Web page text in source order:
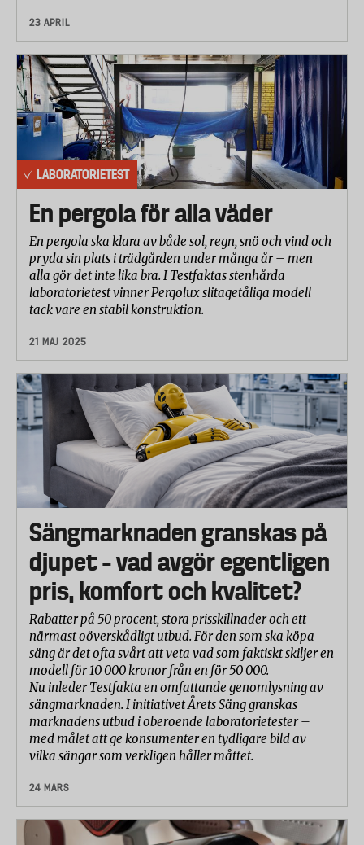
23 APRIL
LABORATORIETEST
En pergola för alla väder
En pergola ska klara av både sol, regn, snö och vind och
pryda sin plats i trädgården under många år – men
alla gör det inte lika bra. I Testfaktas stenhårda
laboratorietest vinner Pergolux slitagetåliga modell
tack vare en stabil konstruktion.
21 MAJ 2025
Sängmarknaden granskas på
djupet – vad avgör egentligen
pris, komfort och kvalitet?
Rabatter på 50 procent, stora prisskillnader och ett
närmast oöverskådligt utbud. För den som ska köpa
säng är det ofta svårt att veta vad som faktiskt skiljer en
modell för 10 000 kronor från en för 50 000.
Nu inleder Testfakta en omfattande genomlysning av
sängmarknaden. I initiativet Årets Säng granskas
marknadens utbud i oberoende laboratorietester –
med målet att ge konsumenter en tydligare bild av
vilka sängar som verkligen håller måttet.
24 MARS